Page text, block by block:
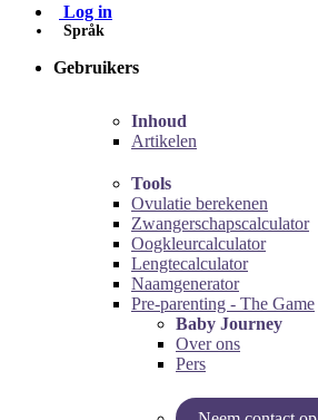
Log in
Språk
Gebruikers
Inhoud
Artikelen
Tools
Ovulatie berekenen
Zwangerschapscalculator
Oogkleurcalculator
Lengtecalculator
Naamgenerator
Pre-parenting - The Game
Baby Journey
Over ons
Pers